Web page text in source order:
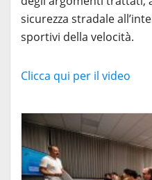
sicurezza stradale
sportivi della velocità.
Clicca qui per il video